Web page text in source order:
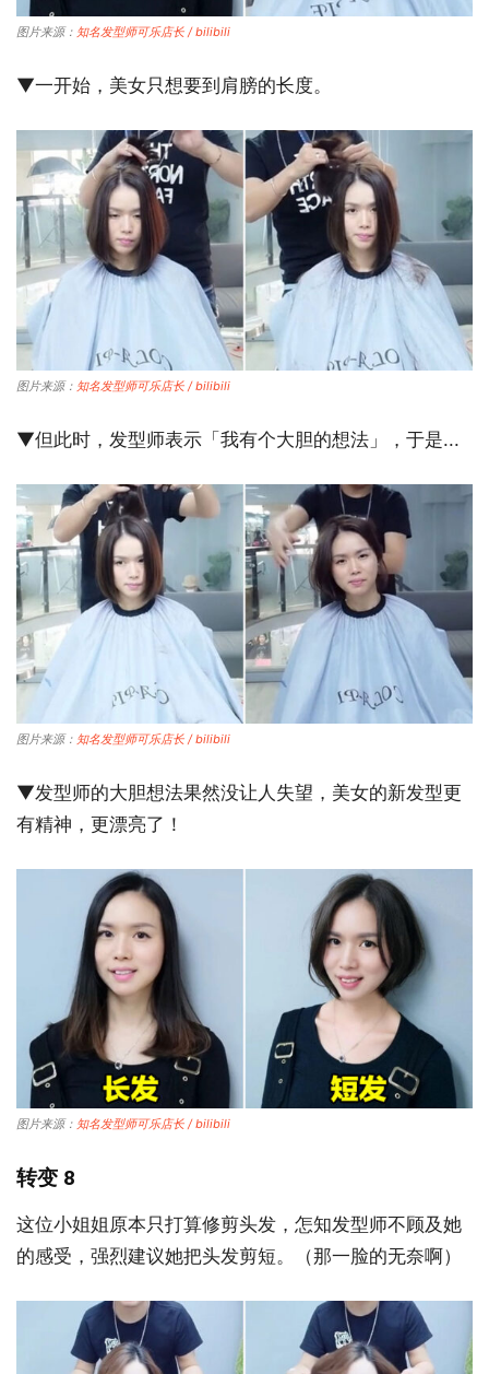
图片来源： 知名发型师可乐店长 / bilibili
▼一开始，美女只想要到肩膀的长度。
图片来源： 知名发型师可乐店长 / bilibili
▼但此时，发型师表示「我有个大胆的想法」，于是...
图片来源： 知名发型师可乐店长 / bilibili
▼发型师的大胆想法果然没让人失望，美女的新发型更
有精神，更漂亮了！
图片来源： 知名发型师可乐店长 / bilibili
转变 8
这位小姐姐原本只打算修剪头发，怎知发型师不顾及她
的感受，强烈建议她把头发剪短。（那一脸的无奈啊）